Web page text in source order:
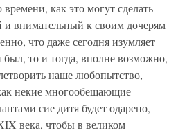
как это могут сделать
внимательный к своим дочерям
что даже сегодня изумляет
то и тогда, вполне возможно,
наше любопытство,
некие многообещающие
сие дитя будет одарено,
века, чтобы в великом